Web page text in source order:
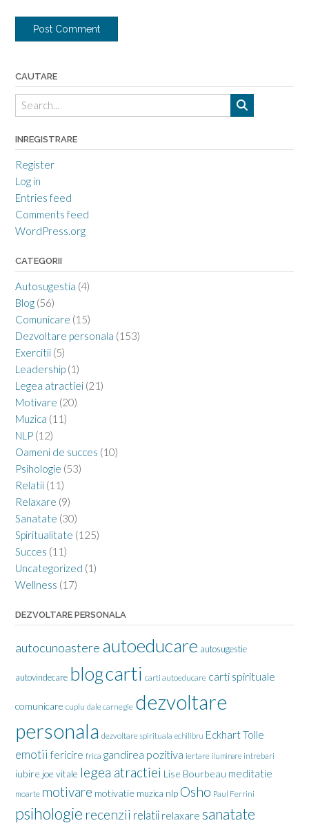
CAUTARE
INREGISTRARE
Register
Log in
Entries feed
Comments feed
WordPress.org
CATEGORII
Autosugestia (4)
Blog (56)
Comunicare (15)
Dezvoltare personala (153)
Exercitii (5)
Leadership (1)
Legea atractiei (21)
Motivare (20)
Muzica (11)
NLP (12)
Oameni de succes (10)
Psihologie (53)
Relatii (11)
Relaxare (9)
Sanatate (30)
Spiritualitate (125)
Succes (11)
Uncategorized (1)
Wellness (17)
DEZVOLTARE PERSONALA
autocunoastere autoeducare autosugestie
autovindecare blogcarti carti autoeducare carti spirituale
comunicare cuplu dale carnegie dezvoltare
personala dezvoltare spirituala echilibru Eckhart Tolle
emotii fericire frica gandirea pozitiva iertare iluminare intrebari
iubire joe vitale legea atractiei Lise Bourbeau meditatie
moarte motivare motivatie muzica nlp Osho Paul Ferrini
psihologie recenzii relatii relaxare sanatate